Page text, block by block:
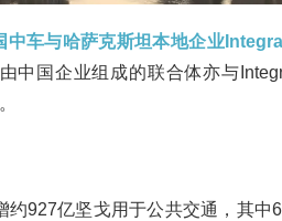
中车与哈萨克斯坦本地企业
由中国企业组成的联合体亦与
927亿坚戈用于公共交通，其中